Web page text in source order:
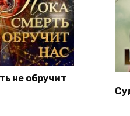
не обручит